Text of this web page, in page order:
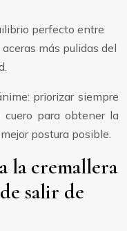
perfecto entre
más pulidas del
priorizar siempre
cuero para obtener la
postura posible.
la cremallera
salir de